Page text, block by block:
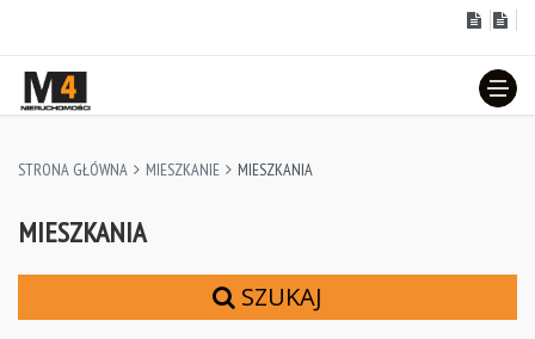
STRONA GŁÓWNA MIESZKANIE MIESZKANIA
MIESZKANIA
SZUKAJ